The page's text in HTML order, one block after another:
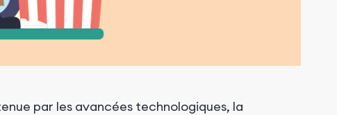
par les avancées technologiques, la